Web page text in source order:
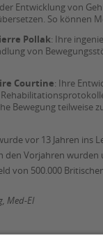
Entwicklung von
So können
Pollak: Ihre
von
Courtine: Ihre
Bewegung teilweise
vor 13 Jahren
Vorjahren wurden
von 500.000
Med-El